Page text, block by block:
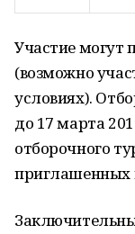
Участие могут
(возможно
условиях).
до 17 марта
отборочного
приглашенных